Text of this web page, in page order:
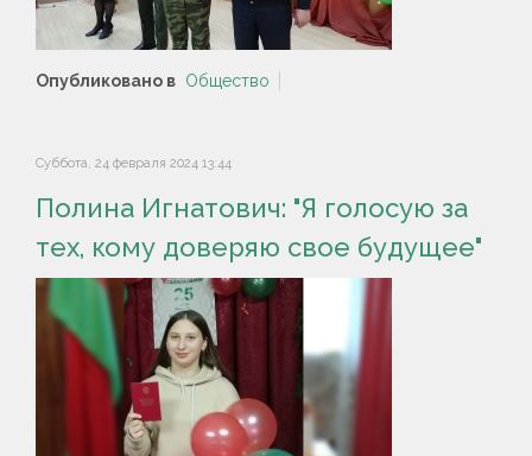
Опубликовано в Общество
Суббота, 24 февраля 2024 13:44
Полина Игнатович: "Я голосую за
тех, кому доверяю свое будущее"